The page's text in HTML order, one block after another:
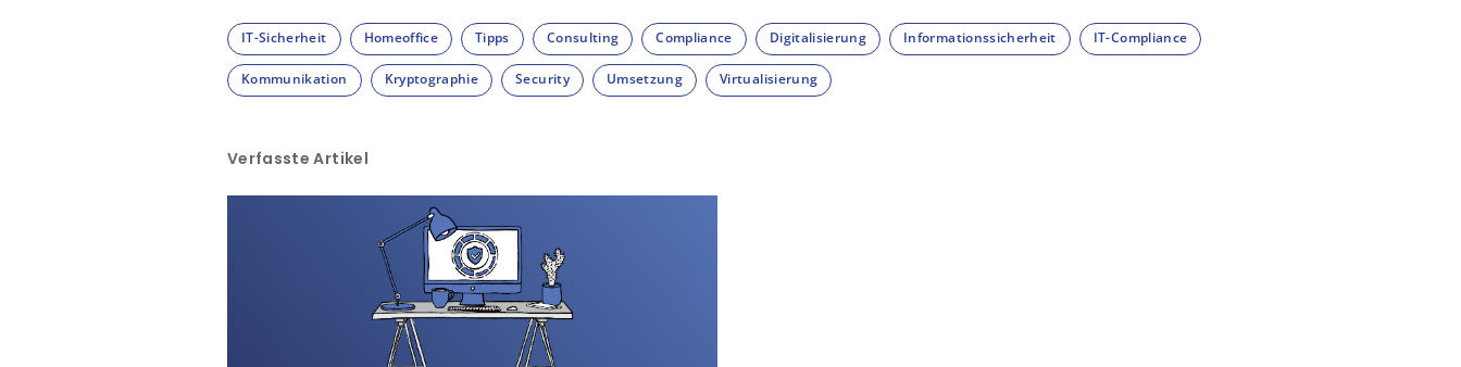
IT-Sicherheit Homeoffice Tipps Consulting Compliance Digitalisierung Informationssicherheit IT-Compliance
Kommunikation Kryptographie Security Umsetzung Virtualisierung
Verfasste Artikel